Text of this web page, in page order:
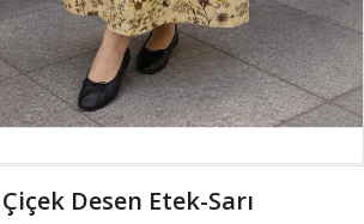
Desen Etek-Sarı